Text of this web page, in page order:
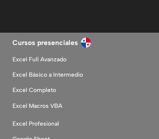
Cursos presenciales
Excel Full Avanzado
Excel Básico a Intermedio
Excel Completo
Excel Macros VBA
Excel Profesional